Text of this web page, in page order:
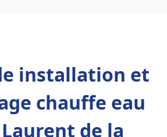
installation et
chauffe eau
de la